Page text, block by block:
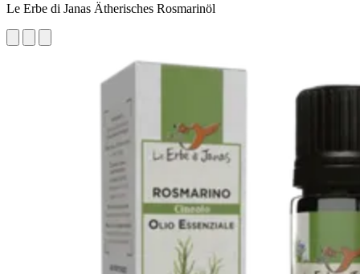
Le Erbe di Janas Ätherisches Rosmarinöl